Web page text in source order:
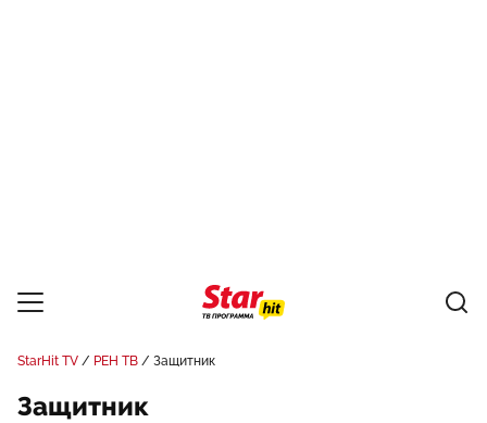
StarHit TV РЕН ТВ Защитник
Защитник